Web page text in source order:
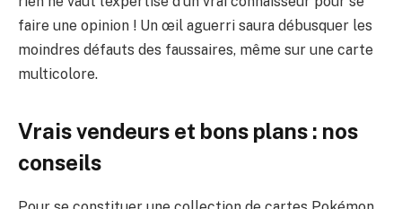
faire une opinion ! Un œil aguerri saura débusquer les
moindres défauts des faussaires, même sur une carte
multicolore.
Vrais vendeurs et bons plans : nos
conseils